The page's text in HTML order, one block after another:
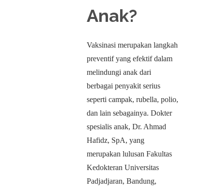
Anak?
Vaksinasi merupakan langkah
preventif yang efektif dalam
melindungi anak dari
berbagai penyakit serius
seperti campak, rubella, polio,
dan lain sebagainya. Dokter
spesialis anak, Dr. Ahmad
Hafidz, SpA, yang
merupakan lulusan Fakultas
Kedokteran Universitas
Padjadjaran, Bandung,